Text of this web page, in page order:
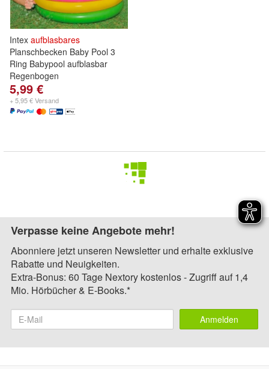
Intex aufblasbares
Planschbecken Baby Pool 3
Ring Babypool aufblasbar
Regenbogen
5,99 €
+ 5,95 € Versand
Verpasse keine Angebote mehr!
Abonniere jetzt unseren Newsletter und erhalte exklusive
Rabatte und Neuigkeiten.
Extra-Bonus: 60 Tage Nextory kostenlos - Zugriff auf 1,4
Mio. Hörbücher & E-Books.*
Anmelden